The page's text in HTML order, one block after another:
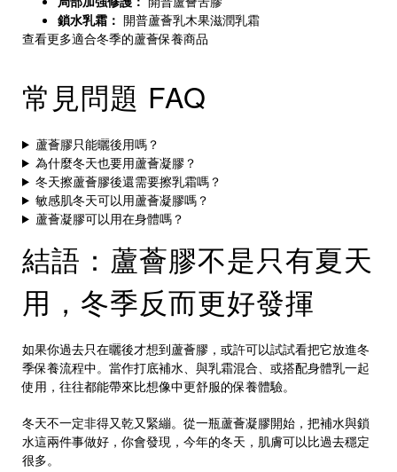
鎖水乳霜： 開普蘆薈乳木果滋潤乳霜
查看更多適合冬季的蘆薈保養商品
常見問題 FAQ
蘆薈膠只能曬後用嗎？
為什麼冬天也要用蘆薈凝膠？
冬天擦蘆薈膠後還需要擦乳霜嗎？
敏感肌冬天可以用蘆薈凝膠嗎？
蘆薈凝膠可以用在身體嗎？
結語：蘆薈膠不是只有夏天
用，冬季反而更好發揮
如果你過去只在曬後才想到蘆薈膠，或許可以試試看把它放進冬
季保養流程中。當作打底補水、與乳霜混合、或搭配身體乳一起
使用，往往都能帶來比想像中更舒服的保養體驗。
冬天不一定非得又乾又緊繃。從一瓶蘆薈凝膠開始，把補水與鎖
水這兩件事做好，你會發現，今年的冬天，肌膚可以比過去穩定
很多。